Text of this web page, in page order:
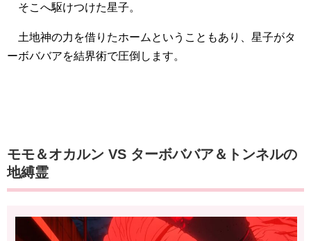
そこへ駆けつけた星子。
土地神の力を借りたホームということもあり、星子がタ
ーボババアを結界術で圧倒します。
モモ＆オカルン VS ターボババア＆トンネルの
地縛霊